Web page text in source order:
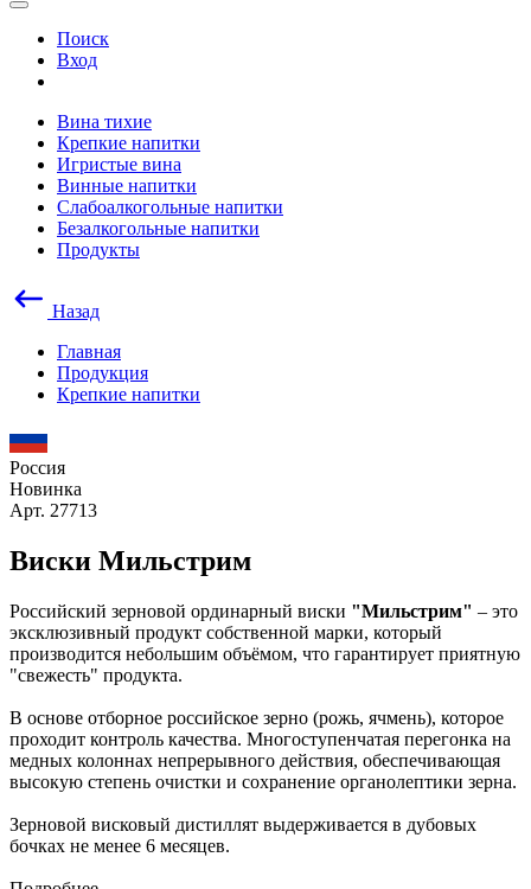
Поиск
Вход
Вина тихие
Крепкие напитки
Игристые вина
Винные напитки
Слабоалкогольные напитки
Безалкогольные напитки
Продукты
Назад
Главная
Продукция
Крепкие напитки
Россия
Новинка
Арт. 27713
Виски Мильстрим
Российский зерновой ординарный виски "Мильстрим" – это
эксклюзивный продукт собственной марки, который
производится небольшим объёмом, что гарантирует приятную
"свежесть" продукта.
В основе отборное российское зерно (рожь, ячмень), которое
проходит контроль качества. Многоступенчатая перегонка на
медных колоннах непрерывного действия, обеспечивающая
высокую степень очистки и сохранение органолептики зерна.
Зерновой висковый дистиллят выдерживается в дубовых
бочках не менее 6 месяцев.